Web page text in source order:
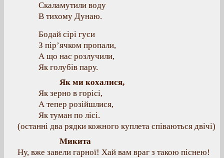
Скаламутили воду
В тихому Дунаю.
Бодай сірі гуси
З пір’ячком пропали,
А що нас розлучили,
Як голубів пару.
Як ми кохалися,
Як зерно в горісі,
А тепер розійшлися,
Як туман по лісі.
(останні два рядки кожного куплета співаються двічі)
Микита
Ну, вже завели гарної! Хай вам враг з такою піснею!